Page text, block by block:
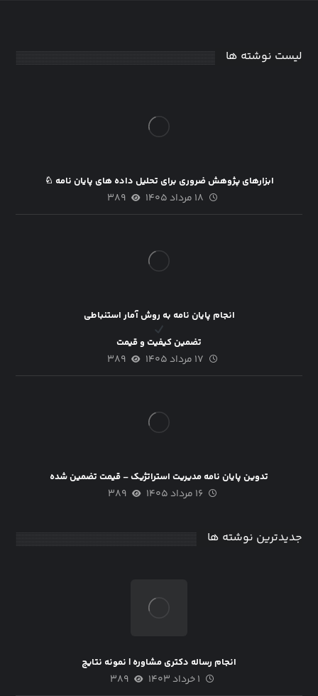
لیست نوشته ها
ابزارهای پژوهش ضروری برای تحلیل داده های پایان نامه ♘
۱۸ مرداد ۱۴۰۵ ۳۸۹
انجام پایان نامه به روش آمار استنباطی
تضمین کیفیت و قیمت
۱۷ مرداد ۱۴۰۵ ۳۸۹
تدوین پایان نامه مدیریت استراتژیک – قیمت تضمین شده
۱۶ مرداد ۱۴۰۵ ۳۸۹
جدیدترین نوشته ها
انجام رساله دکتری مشاوره | نمونه نتایج
۱ خرداد ۱۴۰۳ ۳۸۹